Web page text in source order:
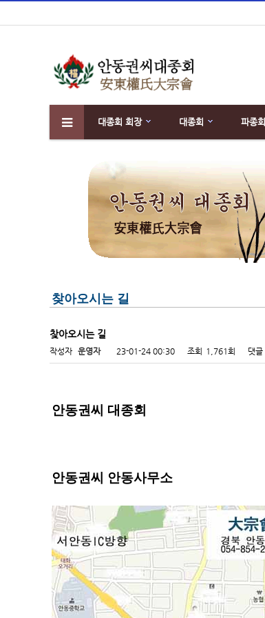
대종회 회장 대종회 파종회
찾아오시는 길
찾아오시는 길
작성자 운영자 23-01-24 00:30 조회 1,761회 댓글
안동권씨 대종회
안동권씨 안동사무소